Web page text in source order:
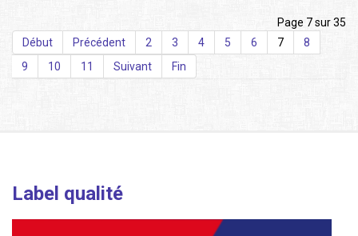
Page 7 sur 35
Début
Précédent 2 3 4 5 6 7
8
9
10 11 Suivant Fin
Label qualité